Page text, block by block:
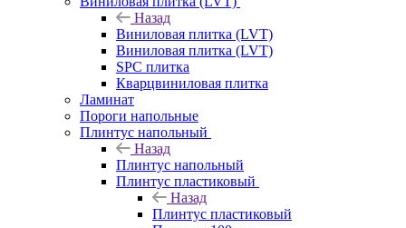
Назад
Виниловая плитка (LVT)
Виниловая плитка (LVT)
SPC плитка
Кварцвиниловая плитка
Ламинат
Пороги напольные
Плинтус напольный
Назад
Плинтус напольный
Плинтус пластиковый
Назад
Плинтус пластиковый